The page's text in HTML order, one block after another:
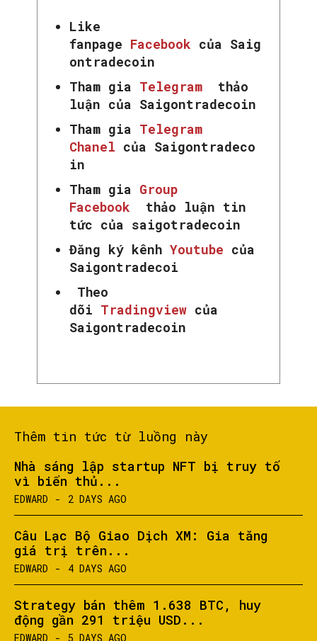
Like
fanpage Facebook của Saig
ontradecoin
Tham gia Telegram
thảo
luận của Saigontradecoin
Tham gia Telegram
Chanel của Saigontradeco
in
Tham gia Group
Facebook
thảo luận tin
tức của saigotradecoin
Đăng ký kênh Youtube của
Saigontradecoi
Theo
dõi Tradingview của
Saigontradecoin
Thêm tin tức từ luồng này
Nhà sáng lập startup NFT bị truy tố
vì biển thủ...
EDWARD - 2 DAYS AGO
Câu Lạc Bộ Giao Dịch XM: Gia tăng
giá trị trên...
EDWARD - 4 DAYS AGO
Strategy bán thêm 1.638 BTC, huy
động gần 291 triệu USD...
EDWARD - 5 DAYS AGO